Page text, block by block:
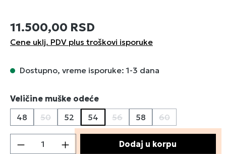
11.500,00 RSD
Cene uklj. PDV plus troškovi isporuke
Dostupno, vreme isporuke: 1-3 dana
Izaberi
Veličine muške odeće
48
50
(Ova opcija trenutno nije dostupna.)
52 54 56
(Ova opcija trenutno nije
58 60
(Ova opcija
Količina proizvoda: Unesite željenu
Dodaj u korpu